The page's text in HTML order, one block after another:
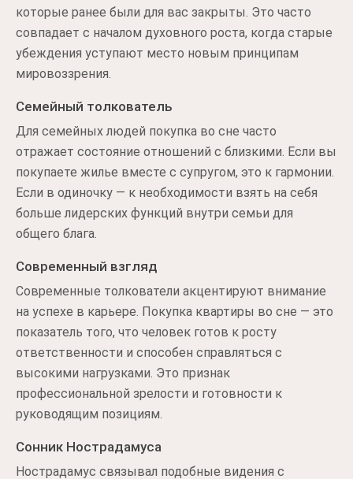
которые ранее были для вас закрыты. Это часто
совпадает с началом духовного роста, когда старые
убеждения уступают место новым принципам
мировоззрения.
Семейный толкователь
Для семейных людей покупка во сне часто
отражает состояние отношений с близкими. Если вы
покупаете жилье вместе с супругом, это к гармонии.
Если в одиночку — к необходимости взять на себя
больше лидерских функций внутри семьи для
общего блага.
Современный взгляд
Современные толкователи акцентируют внимание
на успехе в карьере. Покупка квартиры во сне — это
показатель того, что человек готов к росту
ответственности и способен справляться с
высокими нагрузками. Это признак
профессиональной зрелости и готовности к
руководящим позициям.
Сонник Нострадамуса
Нострадамус связывал подобные видения с